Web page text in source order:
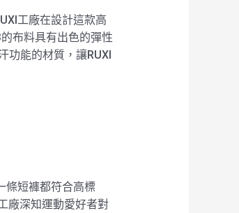
工廠在設計這款高
布料具有出色的彈性
功能的材質，讓RUXI
條短褲都符合高標
廠深知運動愛好者對